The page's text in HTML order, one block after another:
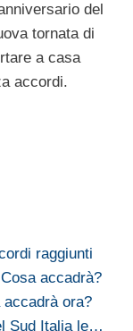
del
tornata di
a casa
accordi.
raggiunti
accadrà?
ora?
Sud Italia le…